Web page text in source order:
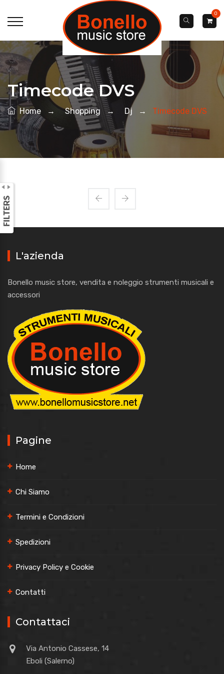
0
Timecode DVS
Home → Shopping → Dj → Timecode DVS
L'azienda
Bonello music store, vendita e noleggio strumenti musicali e
accessori
Pagine
Home
Chi Siamo
Termini e Condizioni
Spedizioni
Privacy Policy e Cookie
Contatti
Contattaci
Via Antonio Cassese, 14
Eboli (Salerno)